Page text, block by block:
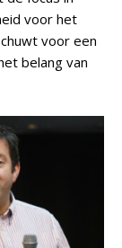
voor het
voor een
belang van